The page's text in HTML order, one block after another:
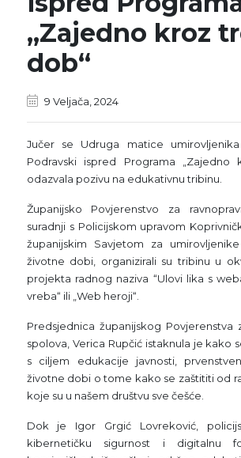
„Zajedno kroz
dob“
9 Veljača, 2024
Jučer se Udruga matice
Podravski ispred Programa „Zajedno
odazvala pozivu na edukativnu tribinu.
Županijsko Povjerenstvo za
suradnji s Policijskom upravom
županijskim Savjetom za
životne dobi, organizirali su tribinu u
projekta radnog naziva “Ulovi lika s
vreba“ ili „Web heroji“.
Predsjednica županijskog Povjerenstva
spolova, Verica Rupčić istaknula je kako
s ciljem edukacije javnosti,
životne dobi o tome kako se zaštititi od
koje su u našem društvu sve češće.
Dok je Igor Grgić Lovreković,
kibernetičku sigurnost i digitalnu